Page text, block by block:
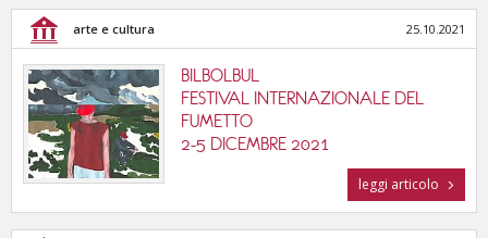
arte e cultura 25.10.2021
BILBOLBUL
FESTIVAL INTERNAZIONALE DEL
FUMETTO
2-5 DICEMBRE 2021
leggi articolo